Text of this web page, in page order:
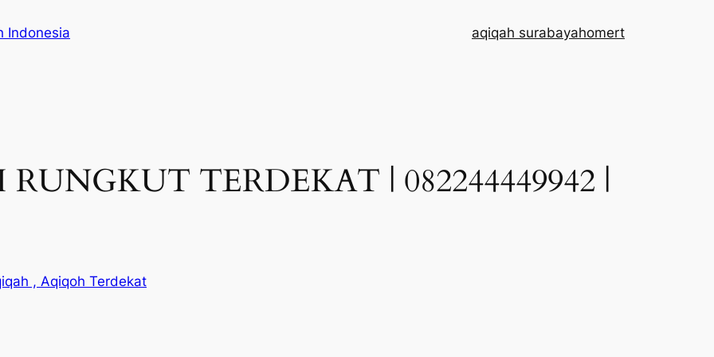
Indonesia aqiqah surabayahomert
TERDEKAT | 082244449942 |
, Aqiqoh Terdekat